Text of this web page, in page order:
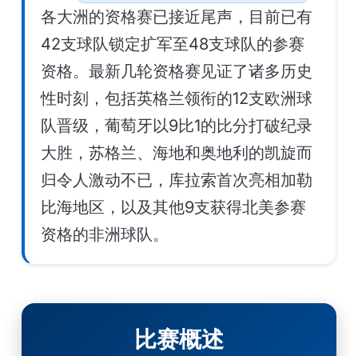
各大洲的资格赛已接近尾声，目前已有
42支球队锁定扩军至48支球队的参赛
资格。最新几轮资格赛见证了诸多历史
性时刻，包括英格兰领衔的12支欧洲球
队晋级，葡萄牙以9比1的比分打破纪录
大胜，苏格兰、海地和奥地利的凯旋而
归令人激动不已，库拉索首次亮相加勒
比海地区，以及其他9支获得北美参赛
资格的非洲球队。
比赛概述